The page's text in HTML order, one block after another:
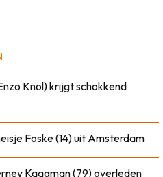
Knol) krijgt schokkend
Foske (14) uit Amsterdam
Kaagman (79) overleden